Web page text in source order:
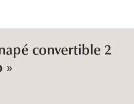
convertible 2
»